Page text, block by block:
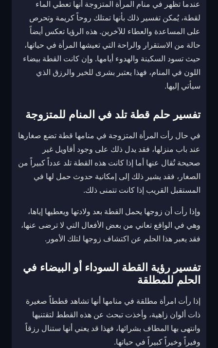
عندما تظهر في منام المرأة المتزوجة أنها تعطي الماء
لقطة، يُمكن تفسير ذلك بأنها تمتلك روحاً كريمة وتحرص
على المساعدة والعطاء للآخرين. هذه الرؤيا تعكس أيضاً
حالة من الاستقرار والراحة التي تعيشها المرأة في حياتها،
حيث تسود السكينة والهدوء أيامها. وإن كانت القطة بيضاء
اللون في المنام، فهذا يعتبر بشرى للخير والرزق الذي
سيأتي إليها.
تفسير حلم قطة تلد في المنام للمتزوجة
في حال رأت المرأة المتزوجة في منامها قطة تضع صغارها
عند باب منزلها، فقد يدل ذلك على وجود أقاويل غير
صحيحة تُقال عنها أما إذا كانت هذه القطة تلد عدداً كبيراً من
الصغار، فقد يشير ذلك إلى إمكانية حدوث حمل لها في
المستقبل القريب إذا كانت تتمنى ذلك.
وإذا رأت أن زوجها يحمل القطة بعد ولادتها ويعطيها إياها،
وهي في الواقع تعاني من بعض الأفعال التي لا ترضى عنها،
فقد يعبر هذا الحلم عن اكتشاف زوجها لتلك الأمور.
تفسير رؤية القطة السوداء أو البيضاء في
الحلم للمطلقة
إذا رأت امرأة مطلقة في منامها أنها تشاهد قططاً صغيرة
ذات ألوان زاهية، وأخذت تبحث عن هذه القطط لتقتنيها
وانتهى بها المطاف بشرائها، فهذا قد يعني أنها ستنال رزقاً
وفيراً وخيراً كبيراً في حياتها.